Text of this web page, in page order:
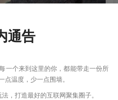
通告
一个来到这里的你，都能带走一份所
温度，少一点围墙。
，打造最好的互联网聚集圈子。